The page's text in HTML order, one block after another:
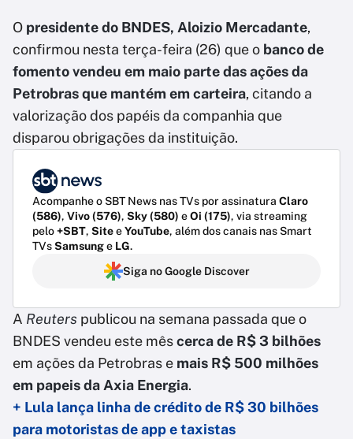
O presidente do BNDES, Aloizio Mercadante,
confirmou nesta terça-feira (26) que o banco de
fomento vendeu em maio parte das ações da
Petrobras que mantém em carteira, citando a
valorização dos papéis da companhia que
disparou obrigações da instituição.
Acompanhe o SBT News nas TVs por assinatura Claro
(586), Vivo (576), Sky (580) eOi (175), via streaming
pelo+SBT, SiteeYouTube, além dos canais nas Smart
TVsSamsunge LG.
Siga no Google Discover
A Reuters publicou na semana passada que o
BNDES vendeu este mêscerca de R$ 3 bilhões
em ações da Petrobras e mais R$ 500 milhões
em papeis da Axia Energia.
+ Lula lança linha de crédito de R$ 30 bilhões
para motoristas de app e taxistas